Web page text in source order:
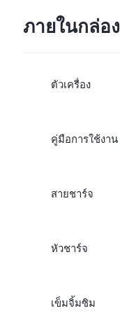
ภายในกล่อง
ตัวเครื่อง
คู่มือการใช้งาน
สายชาร์จ
หัวชาร์จ
เข็มจิ้มซิม